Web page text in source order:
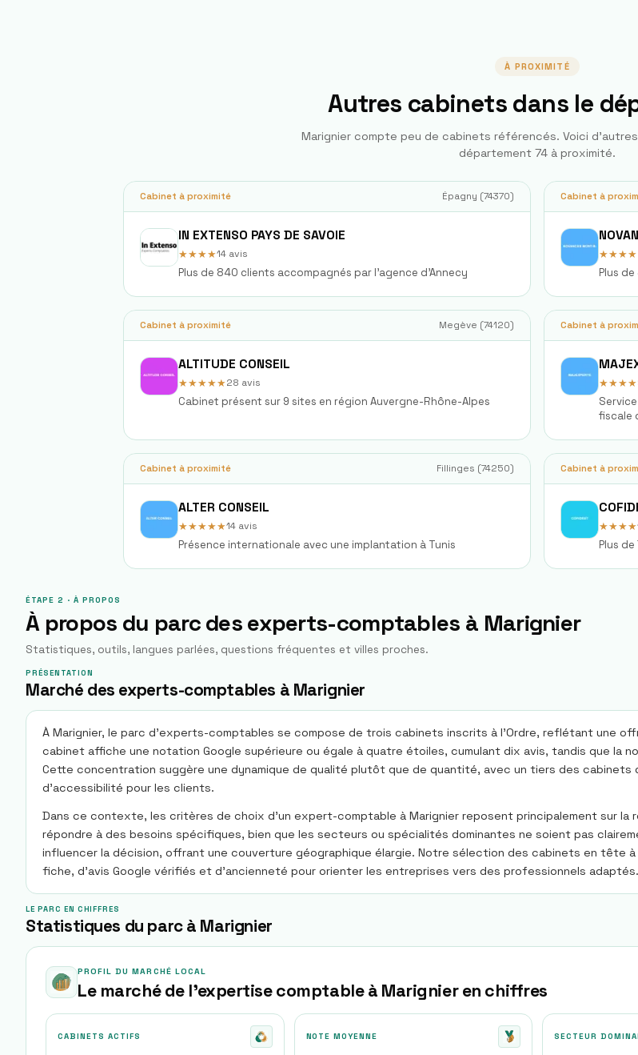
À PROXIMITÉ
Autres cabinets dans le
Marignier compte peu de cabinets référencés. Voici
département 74 à proximité.
Cabinet à proximité Épagny (74370)
IN EXTENSO PAYS DE SAVOIE
★★★★14 avis
Plus de 840 clients accompagnés par l'agence d'Annecy
Cabinet à
Plus
Cabinet à proximité Megève (74120)
ALTITUDE CONSEIL
★★★★★28 avis
Cabinet présent sur 9 sites en région Auvergne-Rhône-Alpes
Cabinet à
★★★★
fiscale
Cabinet à proximité Fillinges (74250)
ALTER CONSEIL
★★★★★14 avis
Présence internationale avec une implantation à Tunis
Cabinet à
★★★★
Plus
ÉTAPE 2 · À PROPOS
À propos du parc des experts-comptables à Marignier
Statistiques, outils, langues parlées, questions fréquentes et villes proches.
PRÉSENTATION
Marché des experts-comptables à Marignier
À Marignier, le parc d’experts-comptables se compose de trois cabinets inscrits à l’Ordre, reflétant une
cabinet affiche une notation Google supérieure ou égale à quatre étoiles, cumulant dix avis, tandis que la
Cette concentration suggère une dynamique de qualité plutôt que de quantité, avec un tiers des
d’accessibilité pour les clients.
Dans ce contexte, les critères de choix d’un expert-comptable à Marignier reposent principalement sur
répondre à des besoins spécifiques, bien que les secteurs ou spécialités dominantes ne soient pas
influencer la décision, offrant une couverture géographique élargie. Notre sélection des cabinets en tête
fiche, d’avis Google vérifiés et d’ancienneté pour orienter les entreprises vers des professionnels adaptés.
LE PARC EN CHIFFRES
Statistiques du parc à Marignier
PROFIL DU MARCHÉ LOCAL
Le marché de l'expertise comptable à Marignieren chiffres
CABINETS ACTIFS NOTE MOYENNE SECTEUR